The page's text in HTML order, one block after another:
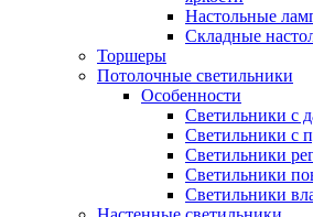
Настольные
Складные
Торшеры
Потолочные светильники
Особенности
Светильники с
Светильники с
Светильники
Светильники
Светильники